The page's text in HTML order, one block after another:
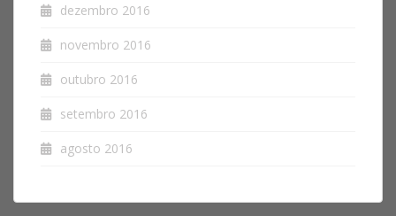
dezembro 2016
novembro 2016
outubro 2016
setembro 2016
agosto 2016